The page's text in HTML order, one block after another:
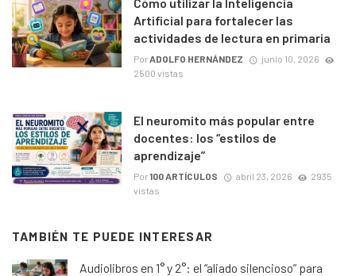
Artificial para fortalecer las
actividades de lectura en primaria
PorADOLFO HERNÁNDEZ
junio 10, 2026
2500 vistas
El neuromito más popular entre
docentes: los “estilos de
aprendizaje”
Por100 ARTÍCULOS abril 23, 2026
2935
vistas
TAMBIÉN TE PUEDE INTERESAR
Audiolibros en 1° y 2°: el “aliado silencioso” para